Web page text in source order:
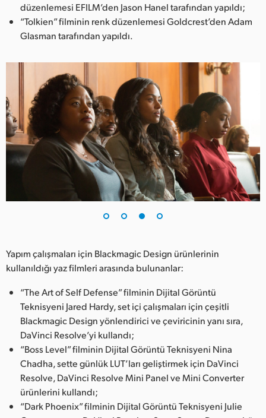
düzenlemesi EFILM’den Jason Hanel tarafından yapıldı;
“Tolkien” filminin renk düzenlemesi Goldcrest’den Adam
Glasman tarafından yapıldı.
Yapım çalışmaları için Blackmagic Design ürünlerinin
kullanıldığı yaz filmleri arasında bulunanlar:
“The Art of Self Defense” filminin Dijital Görüntü
Teknisyeni Jared Hardy, set içi çalışmaları için çeşitli
Blackmagic Design yönlendirici ve çeviricinin yanı sıra,
DaVinci Resolve’yi kullandı;
“Boss Level” filminin Dijital Görüntü Teknisyeni Nina
Chadha, sette günlük LUT’ları geliştirmek için DaVinci
Resolve, DaVinci Resolve Mini Panel ve Mini Converter
ürünlerini kullandı;
“Dark Phoenix” filminin Dijital Görüntü Teknisyeni Julie